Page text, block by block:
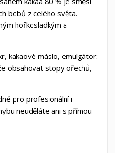
bobů z celého světa.
hořkosladkým a
kakaové máslo, emulgátor:
obsahovat stopy ořechů,
pro profesionální i
neuděláte ani s přímou